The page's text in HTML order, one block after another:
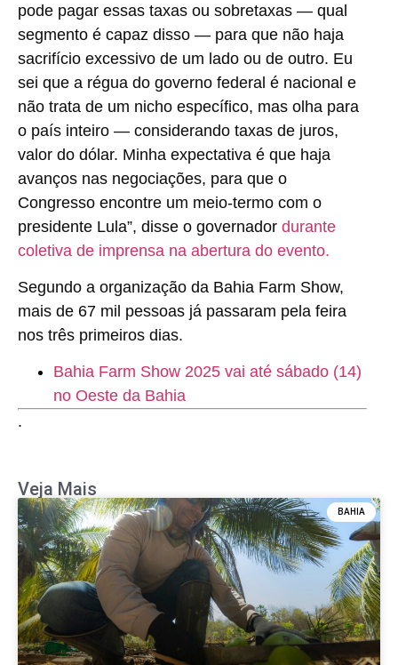
pode pagar essas taxas ou sobretaxas — qual
segmento é capaz disso — para que não haja
sacrifício excessivo de um lado ou de outro. Eu
sei que a régua do governo federal é nacional e
não trata de um nicho específico, mas olha para
o país inteiro — considerando taxas de juros,
valor do dólar. Minha expectativa é que haja
avanços nas negociações, para que o
Congresso encontre um meio-termo com o
presidente Lula”, disse o governador durante
coletiva de imprensa na abertura do evento.
Segundo a organização da Bahia Farm Show,
mais de 67 mil pessoas já passaram pela feira
nos três primeiros dias.
Bahia Farm Show 2025 vai até sábado (14)
no Oeste da Bahia
.
Veja Mais
BAHIA